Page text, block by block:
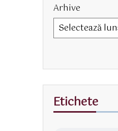
Arhive
Etichete